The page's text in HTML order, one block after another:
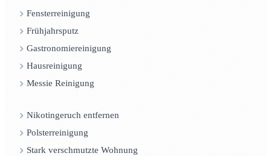
Fensterreinigung
Frühjahrsputz
Gastronomiereinigung
Hausreinigung
Messie Reinigung
Nikotingeruch entfernen
Polsterreinigung
Stark verschmutzte Wohnung